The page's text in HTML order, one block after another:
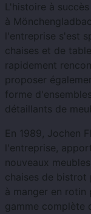
L'histoire à
à
l'entreprise s'est
chaises et de
rapidement
proposer
forme
détaillants de
En 1989, Jochen
l'entreprise,
nouveaux
chaises de bistrot
à manger en rotin
gamme complète